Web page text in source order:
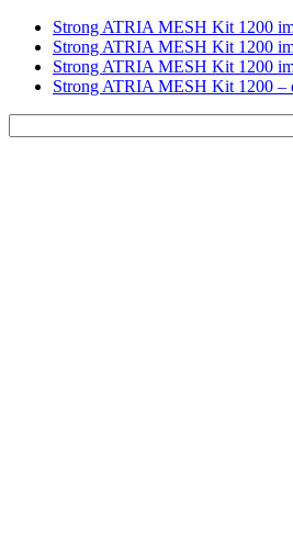
Strong ATRIA MESH Kit 1200
Strong ATRIA MESH Kit 1200
Strong ATRIA MESH Kit 1200
Strong ATRIA MESH Kit 1200 –